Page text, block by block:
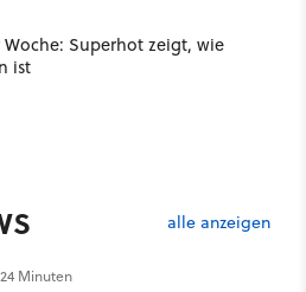
Superhot zeigt, wie
ist
alle anzeigen
Minuten